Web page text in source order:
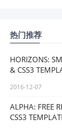
热门推荐
HORIZONS:
& CSS3
2016-12-07
ALPHA: FREE
CSS3